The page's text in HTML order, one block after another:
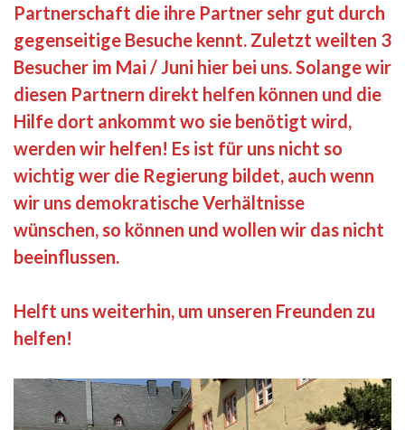
Partnerschaft die ihre Partner sehr gut durch
gegenseitige Besuche kennt. Zuletzt weilten 3
Besucher im Mai / Juni hier bei uns. Solange wir
diesen Partnern direkt helfen können und die
Hilfe dort ankommt wo sie benötigt wird,
werden wir helfen! Es ist für uns nicht so
wichtig wer die Regierung bildet, auch wenn
wir uns demokratische Verhältnisse
wünschen, so können und wollen wir das nicht
beeinflussen.
Helft uns weiterhin, um unseren Freunden zu
helfen!